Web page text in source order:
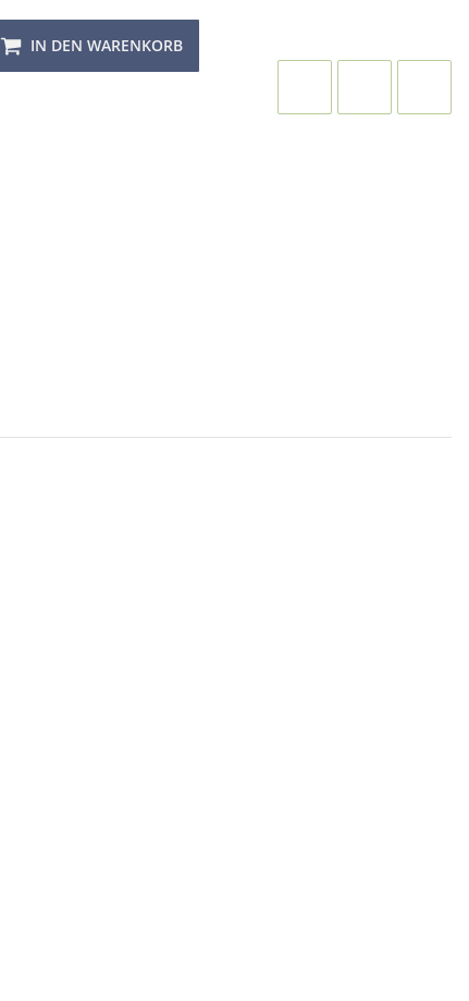
IN DEN WARENKORB